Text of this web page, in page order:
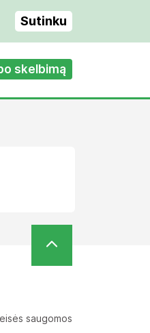
Sutinku
skelbimą
saugomos